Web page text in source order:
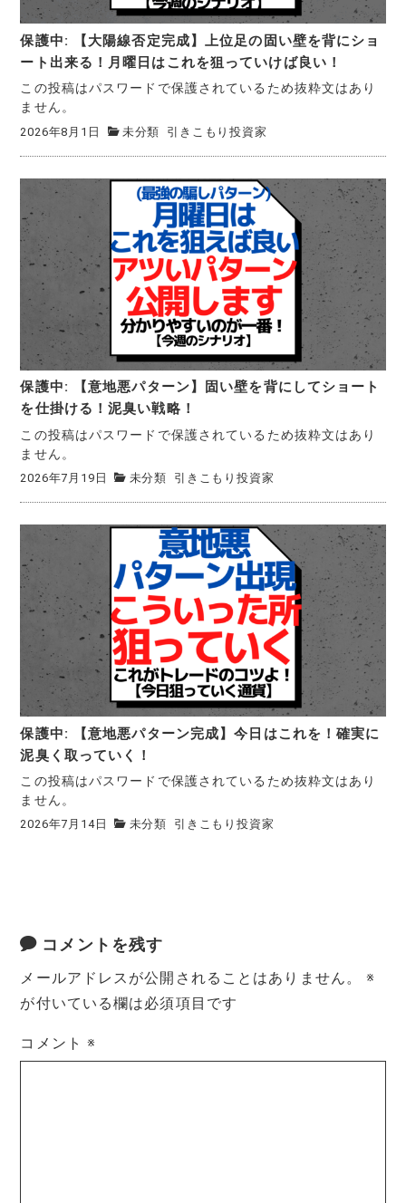
保護中: 【大陽線否定完成】上位足の固い壁を背にショ
ート出来る！月曜日はこれを狙っていけば良い！
この投稿はパスワードで保護されているため抜粋文はあり
ません。
2026年8月1日 未分類 引きこもり投資家
保護中: 【意地悪パターン】固い壁を背にしてショート
を仕掛ける！泥臭い戦略！
この投稿はパスワードで保護されているため抜粋文はあり
ません。
2026年7月19日 未分類 引きこもり投資家
保護中: 【意地悪パターン完成】今日はこれを！確実に
泥臭く取っていく！
この投稿はパスワードで保護されているため抜粋文はあり
ません。
2026年7月14日 未分類 引きこもり投資家
コメントを残す
メールアドレスが公開されることはありません。
※
が付いている欄は必須項目です
コメント※